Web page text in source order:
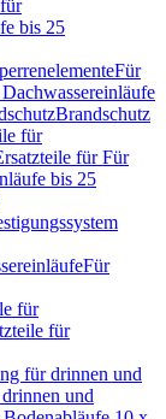
bis 25
Für
Brandschutz
für
für Für
bis 25
Für
für
für
für drinnen und
und